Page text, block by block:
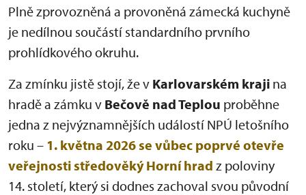
Plně zprovozněná a provoněná zámecká kuchyně
je nedílnou součástí standardního prvního
prohlídkového okruhu.
Za zmínku jistě stojí, že v Karlovarském kraji na
hradě a zámku v Bečově nad Teplou proběhne
jedna z nejvýznamnějších událostí NPÚ letošního
roku – 1. května 2026 se vůbec poprvé otevře
veřejnosti středověký Horní hrad z poloviny
14. století, který si dodnes zachoval svou původní